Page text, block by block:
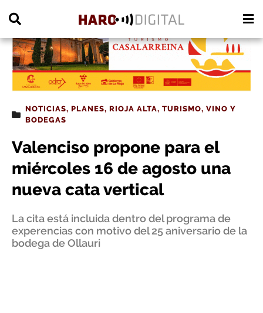
NOTICIAS, PLANES, RIOJA ALTA, TURISMO, VINO Y
BODEGAS
Valenciso propone para el
miércoles 16 de agosto una
nueva cata vertical
La cita está incluida dentro del programa de
experencias con motivo del 25 aniversario de la
bodega de Ollauri